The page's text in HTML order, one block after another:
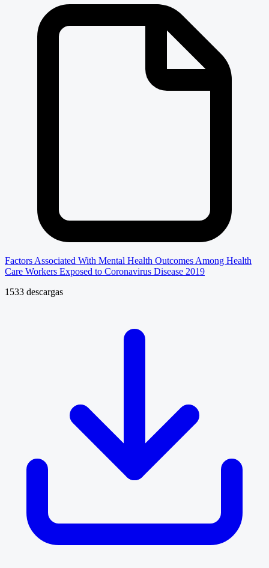
Factors Associated With Mental Health Outcomes Among Health
Care Workers Exposed to Coronavirus Disease 2019
1533 descargas